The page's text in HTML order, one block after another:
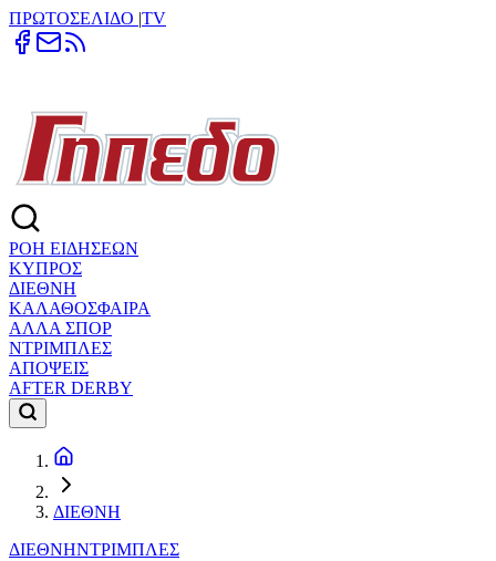
ΠΡΩΤΟΣΕΛΙΔΟ |TV
ΡΟΗ ΕΙΔΗΣΕΩΝ
ΚΥΠΡΟΣ
ΔΙΕΘΝΗ
ΚΑΛΑΘΟΣΦΑΙΡΑ
ΑΛΛΑ ΣΠΟΡ
ΝΤΡΙΜΠΛΕΣ
ΑΠΟΨΕΙΣ
AFTER DERBY
ΔΙΕΘΝΗ
ΔΙΕΘΝΗΝΤΡΙΜΠΛΕΣ